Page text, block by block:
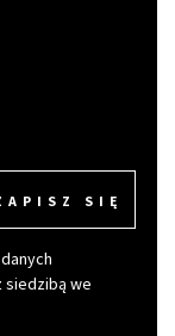
SIĘ
siedzibą we